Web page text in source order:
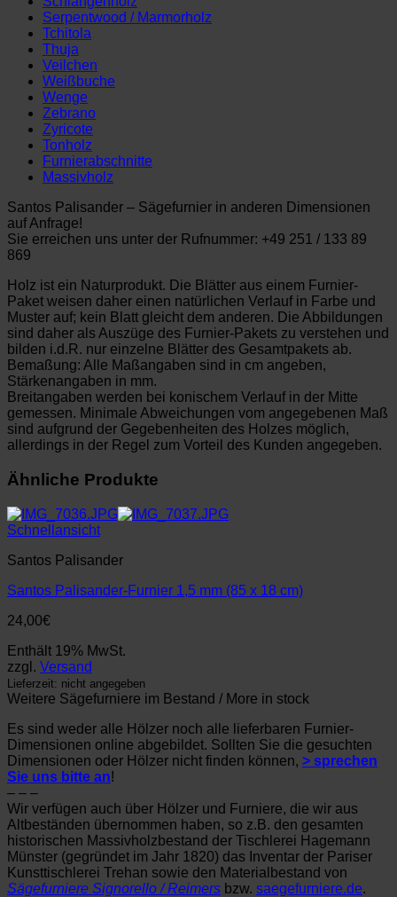
Serpentwood / Marmorholz
Tchitola
Thuja
Veilchen
Weißbuche
Wenge
Zebrano
Zyricote
Tonholz
Furnierabschnitte
Massivholz
Santos Palisander – Sägefurnier in anderen Dimensionen
auf Anfrage!
Sie erreichen uns unter der Rufnummer: +49 251 / 133 89
869
Holz ist ein Naturprodukt. Die Blätter aus einem Furnier-
Paket weisen daher einen natürlichen Verlauf in Farbe und
Muster auf; kein Blatt gleicht dem anderen. Die Abbildungen
sind daher als Auszüge des Furnier-Pakets zu verstehen und
bilden i.d.R. nur einzelne Blätter des Gesamtpakets ab.
Bemaßung: Alle Maßangaben sind in cm angeben,
Stärkenangaben in mm.
Breitangaben werden bei konischem Verlauf in der Mitte
gemessen. Minimale Abweichungen vom angegebenen Maß
sind aufgrund der Gegebenheiten des Holzes möglich,
allerdings in der Regel zum Vorteil des Kunden angegeben.
Ähnliche Produkte
Schnellansicht
Santos Palisander
Santos Palisander-Furnier 1,5 mm (85 x 18 cm)
24,00€
Enthält 19% MwSt.
zzgl. Versand
Lieferzeit: nicht angegeben
Weitere Sägefurniere im Bestand / More in stock
Es sind weder alle Hölzer noch alle lieferbaren Furnier-
Dimensionen online abgebildet. Sollten Sie die gesuchten
Dimensionen oder Hölzer nicht finden können, > sprechen
Sie uns bitte an!
– – –
Wir verfügen auch über Hölzer und Furniere, die wir aus
Altbeständen übernommen haben, so z.B. den gesamten
historischen Massivholzbestand der Tischlerei Hagemann
Münster (gegründet im Jahr 1820) das Inventar der Pariser
Kunsttischlerei Trehan sowie den Materialbestand von
Sägefurniere Signorello / Reimers bzw. saegefurniere.de.